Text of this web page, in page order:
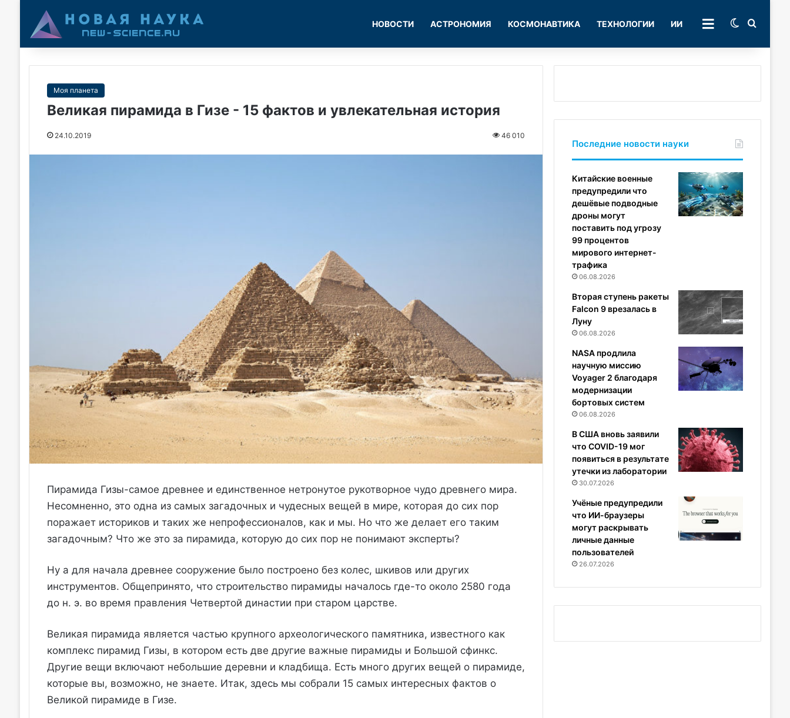
НОВОСТИ АСТРОНОМИЯ КОСМОНАВТИКА ТЕХНОЛОГИИ ИИ РУБРИКИSwitch skin
Моя планета
Великая пирамида в Гизе - 15 фактов и увлекательная история
24.10.2019 46 010
Пирамида Гизы-самое древнее и единственное нетронутое рукотворное чудо древнего мира.
Несомненно, это одна из самых загадочных и чудесных вещей в мире, которая до сих пор
поражает историков и таких же непрофессионалов, как и мы. Но что же делает его таким
загадочным? Что же это за пирамида, которую до сих пор не понимают эксперты?
Ну а для начала древнее сооружение было построено без колес, шкивов или других
инструментов. Общепринято, что строительство пирамиды началось где-то около 2580 года
до н. э. во время правления Четвертой династии при старом царстве.
Великая пирамида является частью крупного археологического памятника, известного как
комплекс пирамид Гизы, в котором есть две другие важные пирамиды и Большой сфинкс.
Другие вещи включают небольшие деревни и кладбища. Есть много других вещей о пирамиде,
которые вы, возможно, не знаете. Итак, здесь мы собрали 15 самых интересных фактов о
Великой пирамиде в Гизе.
Последние новости науки
Китайские военные
предупредили что
дешёвые подводные
дроны могут
поставить под угрозу
99 процентов
мирового интернет-
трафика
06.08.2026
Вторая ступень ракеты
Falcon 9 врезалась в
Луну
06.08.2026
NASA продлила
научную миссию
Voyager 2 благодаря
модернизации
бортовых систем
06.08.2026
В США вновь заявили
что COVID-19 мог
появиться в результате
утечки из лаборатории
30.07.2026
Учёные предупредили
что ИИ-браузеры
могут раскрывать
личные данные
пользователей
26.07.2026